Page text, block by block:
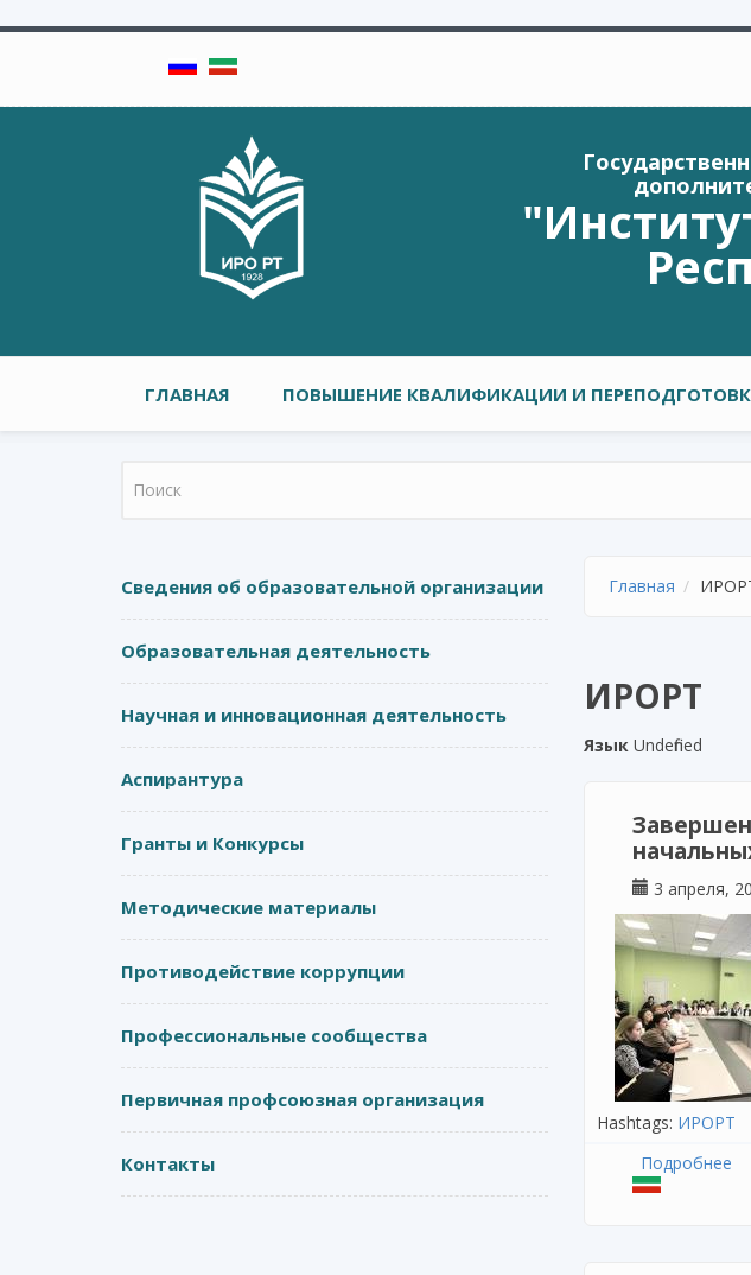
Главное меню
ГЛАВНАЯ ПОВЫШЕНИЕ КВАЛИФИКАЦИИ И
Форма поиска
Сведения об образовательной организации
Образовательная деятельность
Научная и инновационная деятельность
Аспирантура
Гранты и Конкурсы
Методические материалы
Противодействие коррупции
Профессиональные сообщества
Первичная профсоюзная организация
Контакты
Главная
ИРОРТ
Язык Undefined
3 апреля,
Hashtags: ИРОРТ
Подробнее